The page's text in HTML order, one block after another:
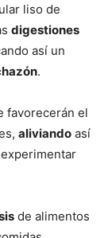
liso de
digestiones
así un
.
favorecerán el
aliviando así
de alimentos